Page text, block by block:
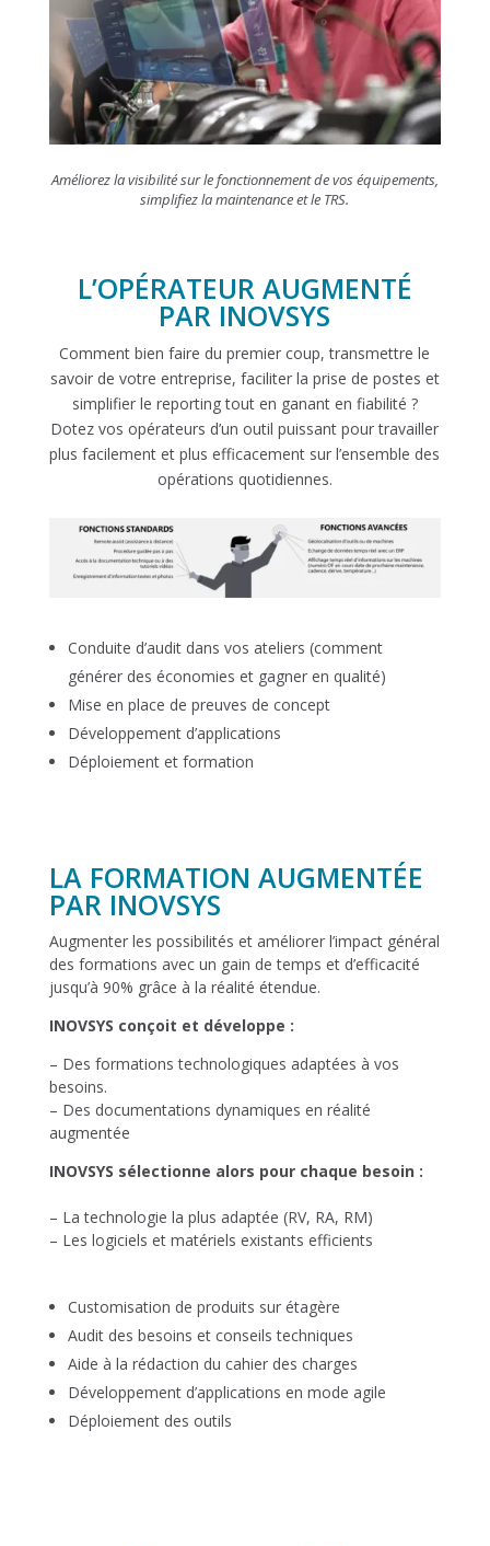
Améliorez la visibilité sur le fonctionnement de vos équipements,
simplifiez la maintenance et le TRS.
L’OPÉRATEUR AUGMENTÉ
PAR INOVSYS
Comment bien faire du premier coup, transmettre le
savoir de votre entreprise, faciliter la prise de postes et
simplifier le reporting tout en ganant en fiabilité ?
Dotez vos opérateurs d’un outil puissant pour travailler
plus facilement et plus efficacement sur l’ensemble des
opérations quotidiennes.
Conduite d’audit dans vos ateliers (comment
générer des économies et gagner en qualité)
Mise en place de preuves de concept
Développement d’applications
Déploiement et formation
LA FORMATION AUGMENTÉE
PAR INOVSYS
Augmenter les possibilités et améliorer l’impact général
des formations avec un gain de temps et d’efficacité
jusqu’à 90% grâce à la réalité étendue.
INOVSYS conçoit et développe :
– Des formations technologiques adaptées à vos
besoins.
– Des documentations dynamiques en réalité
augmentée
INOVSYS sélectionne alors pour chaque besoin :
– La technologie la plus adaptée (RV, RA, RM)
– Les logiciels et matériels existants efficients
Customisation de produits sur étagère
Audit des besoins et conseils techniques
Aide à la rédaction du cahier des charges
Développement d’applications en mode agile
Déploiement des outils